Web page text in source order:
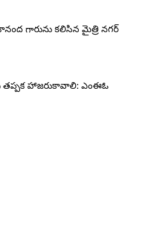
గారును కలిసిన మైత్రి నగర్
తప్పక హాజరుకావాలి: ఎంఈఓ